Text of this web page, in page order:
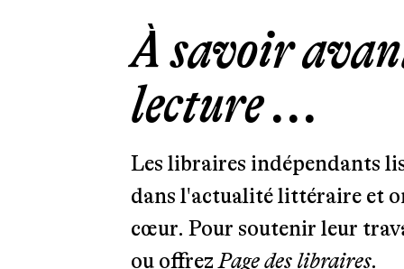
À savoir
lecture ...
Les libraires indépendants
dans l'actualité littéraire et
cœur. Pour soutenir leur
ou offrezPage des libraires.